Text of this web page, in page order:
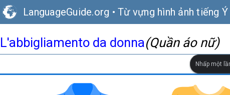
LanguageGuide.org • Từ vựng hình ảnh tiếng Ý
L'abbigliamento da donna(Quần áo nữ)
Nhấp một